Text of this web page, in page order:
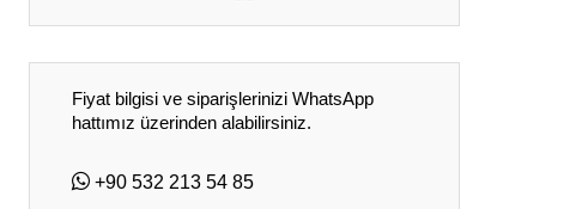
Fiyat bilgisi ve siparişlerinizi WhatsApp
hattımız üzerinden alabilirsiniz.
+90 532 213 54 85